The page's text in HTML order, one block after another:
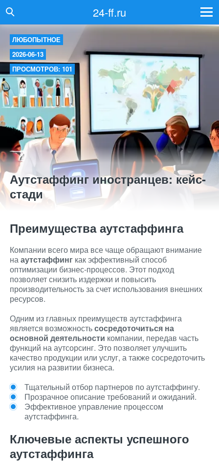
24-ff.ru
ЛЮБОПЫТНОЕ
2026-06-13
ПРОСМОТРОВ: 101
Аутстаффинг иностранцев: кейс-
стади
Преимущества аутстаффинга
Компании всего мира все чаще обращают внимание
нааутстаффинг как эффективный способ
оптимизации бизнес-процессов. Этот подход
позволяет снизить издержки и повысить
производительность за счет использования внешних
ресурсов.
Одним из главных преимуществ аутстаффинга
является возможностьсосредоточиться на
основной деятельности компании, передав часть
функций на аутсорсинг. Это позволяет улучшить
качество продукции или услуг, а также сосредоточить
усилия на развитии бизнеса.
Тщательный отбор партнеров по аутстаффингу.
Прозрачное описание требований и ожиданий.
Эффективное управление процессом
аутстаффинга.
Ключевые аспекты успешного
аутстаффинга